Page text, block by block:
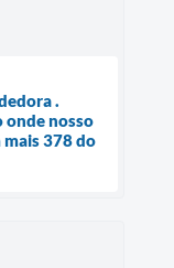
.
onde nosso
378 do